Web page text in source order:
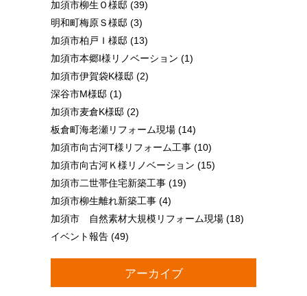
加須市柳生Ｏ様邸 (39)
明和町梅原Ｓ様邸 (3)
加須市柏戸Ｉ様邸 (13)
加須市本郷I様リノベーション (1)
加須市伊賀袋K様邸 (2)
深谷市M様邸 (1)
加須市麦倉K様邸 (2)
板倉町海老瀬リフォーム現場 (14)
加須市向古河T様リフォーム工事 (10)
加須市向古河Ｋ様リノベーション (15)
加須市二世帯住宅新築工事 (19)
加須市柳生離れ新築工事 (4)
加須市 自然素材大規模リフォーム現場 (18)
イベント報告 (49)
アーカイブ